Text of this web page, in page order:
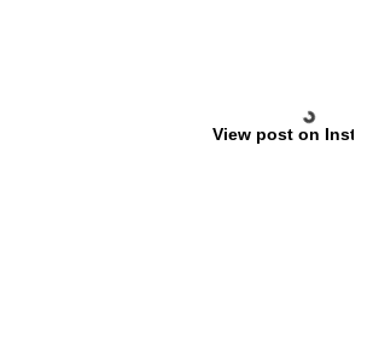
View post on